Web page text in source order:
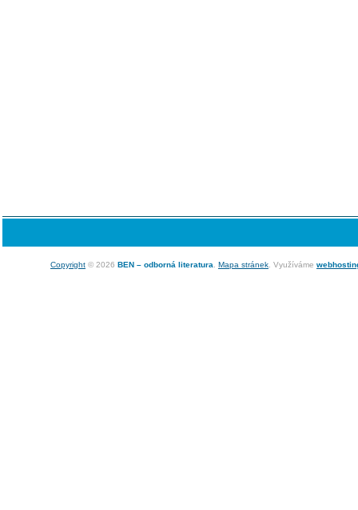
Copyright © 2026 BEN – odborná literatura Mapa stránek . Využíváme